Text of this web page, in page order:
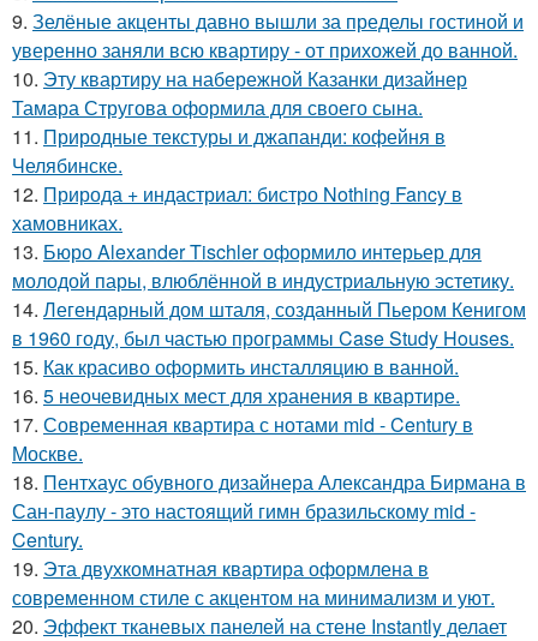
9. Зелёные акценты давно вышли за пределы гостиной и
уверенно заняли всю квартиру - от прихожей до ванной.
10. Эту квартиру на набережной Казанки дизайнер
Тамара Стругова оформила для своего сына.
11. Природные текстуры и джапанди: кофейня в
Челябинске.
12. Природа + индастриал: бистро Nothing Fancy в
хамовниках.
13. Бюро Alexander Tischler оформило интерьер для
молодой пары, влюблённой в индустриальную эстетику.
14. Легендарный дом шталя, созданный Пьером Кенигом
в 1960 году, был частью программы Case Study Houses.
15. Как красиво оформить инсталляцию в ванной.
16. 5 неочевидных мест для хранения в квартире.
17. Современная квартира с нотами mid - Century в
Москве.
18. Пентхаус обувного дизайнера Александра Бирмана в
Сан-паулу - это настоящий гимн бразильскому mid -
Century.
19. Эта двухкомнатная квартира оформлена в
современном стиле с акцентом на минимализм и уют.
20. Эффект тканевых панелей на стене Instantly делает